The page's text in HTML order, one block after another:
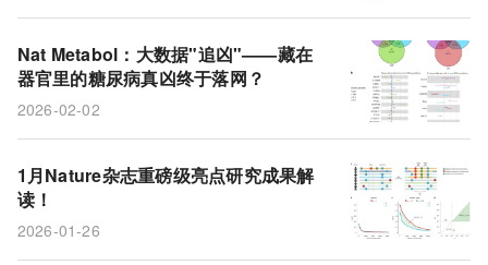
Nat Metabol：大数据"追凶"——藏在
器官里的糖尿病真凶终于落网？
2026-02-02
1月Nature杂志重磅级亮点研究成果解
读！
2026-01-26